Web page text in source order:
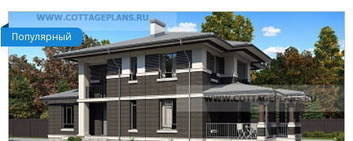
Популярный